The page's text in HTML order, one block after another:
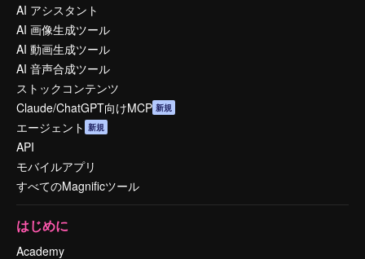
AI アシスタント
AI 画像生成ツール
AI 動画生成ツール
AI 音声合成ツール
ストックコンテンツ
Claude/ChatGPT向けMCP 新規
エージェント 新規
API
モバイルアプリ
すべてのMagnificツール
はじめに
Academy